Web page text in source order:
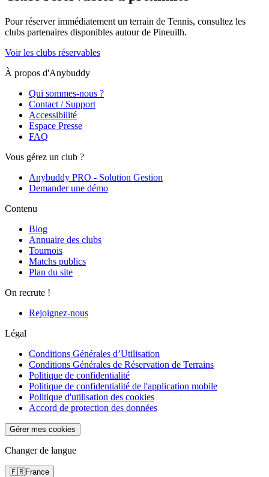
Pour réserver immédiatement un terrain de Tennis, consultez les
clubs partenaires disponibles autour de Pineuilh.
Voir les clubs réservables
À propos d'Anybuddy
Qui sommes-nous ?
Contact / Support
Accessibilité
Espace Presse
FAQ
Vous gérez un club ?
Anybuddy PRO - Solution Gestion
Demander une démo
Contenu
Blog
Annuaire des clubs
Tournois
Matchs publics
Plan du site
On recrute !
Rejoignez-nous
Légal
Conditions Générales d’Utilisation
Conditions Générales de Réservation de Terrains
Politique de confidentialité
Politique de confidentialité de l'application mobile
Politique d'utilisation des cookies
Accord de protection des données
Gérer mes cookies
Changer de langue
🇫🇷France